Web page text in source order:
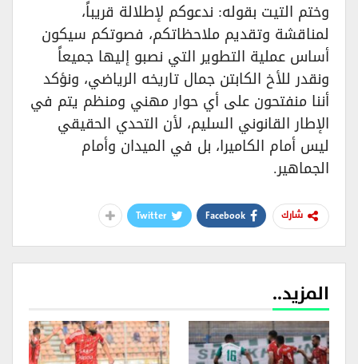
وختم التيت بقوله: ندعوكم لإطلالة قريباً،
لمناقشة وتقديم ملاحظاتكم، فصوتكم سيكون
أساس عملية التطوير التي نصبو إليها جميعاً
ونقدر للأخ الكابتن جمال تاريخه الرياضي، ونؤكد
أننا منفتحون على أي حوار مهني ومنظم يتم في
الإطار القانوني السليم، لأن التحدي الحقيقي
ليس أمام الكاميرا، بل في الميدان وأمام
الجماهير.
شارك Facebook
Twitter
المزيد..